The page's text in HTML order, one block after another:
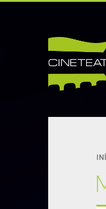
INÍCIO
CINETEATRO